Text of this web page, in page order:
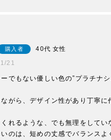
購入者 40代 女性
21
でもない優しい色の”プラチナシ
がら、デザイン性があり丁寧
れるような、でも無理をして
のは、短めの丈感でバランス